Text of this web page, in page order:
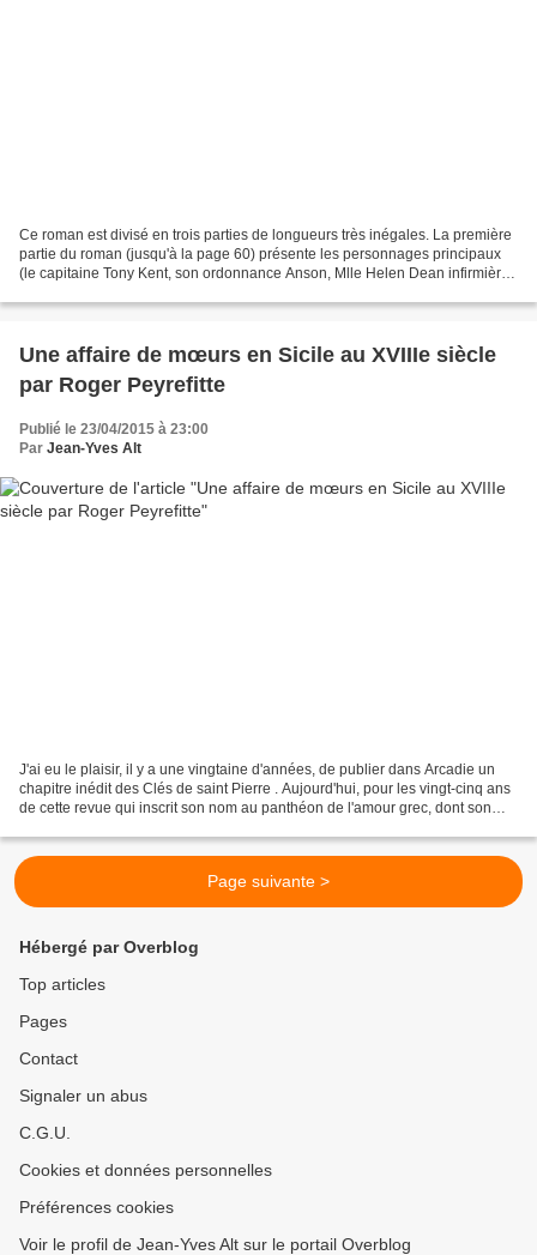
Ce roman est divisé en trois parties de longueurs très inégales. La première
partie du roman (jusqu'à la page 60) présente les personnages principaux
(le capitaine Tony Kent, son ordonnance Anson, Mlle Helen Dean infirmière
Une affaire de mœurs en Sicile au XVIIIe siècle
par Roger Peyrefitte
Publié le 23/04/2015 à 23:00
Par Jean-Yves Alt
J'ai eu le plaisir, il y a une vingtaine d'années, de publier dans Arcadie un
chapitre inédit des Clés de saint Pierre . Aujourd'hui, pour les vingt-cinq ans
de cette revue qui inscrit son nom au panthéon de l'amour grec, dont son
Page suivante >
Hébergé par Overblog
Top articles
Pages
Contact
Signaler un abus
C.G.U.
Cookies et données personnelles
Préférences cookies
Voir le profil de Jean-Yves Alt sur le portail Overblog